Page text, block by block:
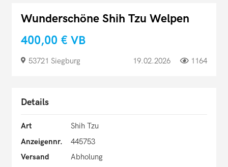
Wunderschöne Shih Tzu Welpen
400,00 € VB
53721 Siegburg 19.02.2026 1164
Details
Art
Shih Tzu
Anzeigennr.
445753
Versand
Abholung